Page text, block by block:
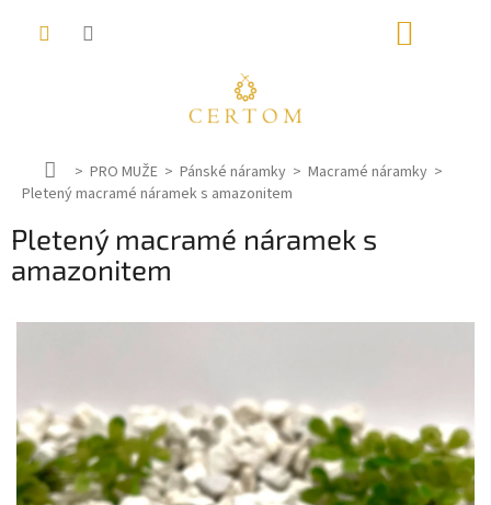
D
o
ů
PRO MUŽE Pánské náramky
Macramé náramky
Pletený macramé náramek s amazonitem
Pletený macramé náramek s
amazonitem